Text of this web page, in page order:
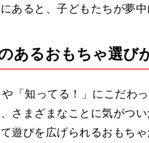
あると、子どもたちが夢
あるおもちゃ選び
「知ってる！」にこだわ
さまざまなことに気がつ
遊びを広げられるおもち